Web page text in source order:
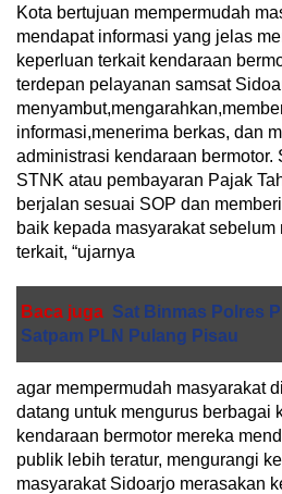
Kota bertujuan mempermudah
mendapat informasi yang jelas
keperluan terkait kendaraan
terdepan pelayanan samsat
informasi,menerima berkas, dan
administrasi kendaraan bermotor.
STNK atau pembayaran Pajak
berjalan sesuai SOP dan
baik kepada masyarakat
terkait, “ujarnya
Baca juga Sat Binmas Polres
Satpam PLN Pulang Pisau
agar mempermudah masyarakat
datang untuk mengurus berbagai
kendaraan bermotor mereka
publik lebih teratur, mengurangi
masyarakat Sidoarjo merasakan